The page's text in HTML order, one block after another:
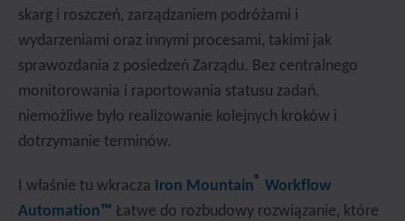
skarg i roszczeń, zarządzaniem podróżami i
wydarzeniami oraz innymi procesami, takimi jak
sprawozdania z posiedzeń Zarządu. Bez centralnego
monitorowania i raportowania statusu zadań,
niemożliwe było realizowanie kolejnych kroków i
dotrzymanie terminów.
I właśnie tu wkracza Iron Mountain® Workflow
Automation™ Łatwe do rozbudowy rozwiązanie, które